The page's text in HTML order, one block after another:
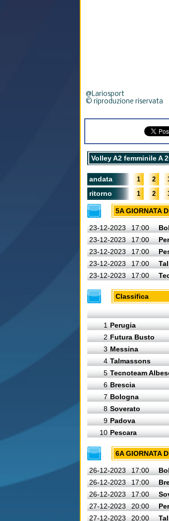
@Lariosport
© riproduzione riservata
Volley A2 femminile A
andata 1 2
ritorno 1 2
5A GIORNATA
23-12-2023 17:00
23-12-2023
17:00
23-12-2023
17:00
23-12-2023
17:00
23-12-2023
17:00
Classifica
1 Perugia
2 Futura Busto
3 Messina
4 Talmassons
5 Tecnoteam
6 Brescia
7 Bologna
8 Soverato
9 Padova
10 Pescara
6A GIORNATA
26-12-2023 17:00
26-12-2023
17:00
26-12-2023
17:00
27-12-2023
20:00
27-12-2023
20:00